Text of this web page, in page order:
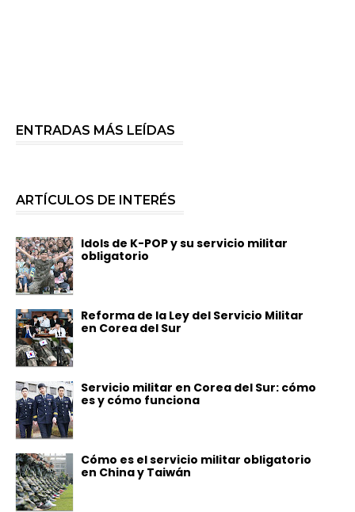
ENTRADAS MÁS LEÍDAS
ARTÍCULOS DE INTERÉS
Idols de K-POP y su servicio militar
obligatorio
Reforma de la Ley del Servicio Militar
en Corea del Sur
Servicio militar en Corea del Sur: cómo
es y cómo funciona
Cómo es el servicio militar obligatorio
en China y Taiwán